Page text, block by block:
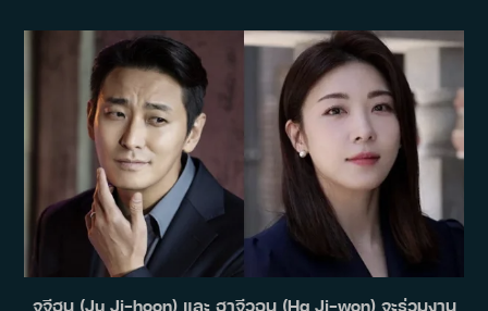
จูจีฮุน (Ju Ji-hoon) และ ฮาจีวอน (Ha Ji-won) จะร่วมงาน